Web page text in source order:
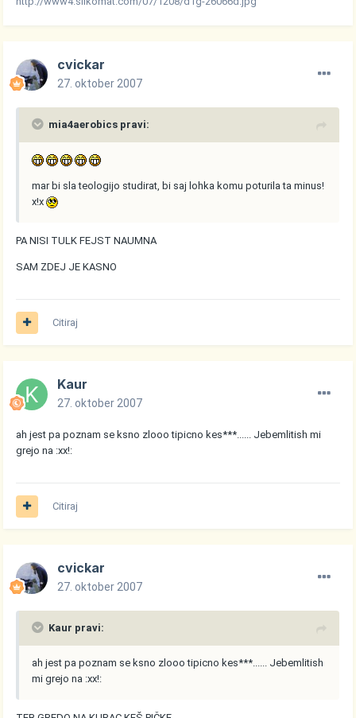
cvickar
27. oktober 2007
mia4aerobics pravi:
mar bi sla teologijo studirat, bi saj lohka komu poturila ta minus!
x!x
PA NISI TULK FEJST NAUMNA
SAM ZDEJ JE KASNO
Citiraj
Kaur
27. oktober 2007
ah jest pa poznam se ksno zlooo tipicno kes***...... Jebemlitish mi
grejo na :xx!:
Citiraj
cvickar
27. oktober 2007
Kaur pravi:
ah jest pa poznam se ksno zlooo tipicno kes***...... Jebemlitish
mi grejo na :xx!: